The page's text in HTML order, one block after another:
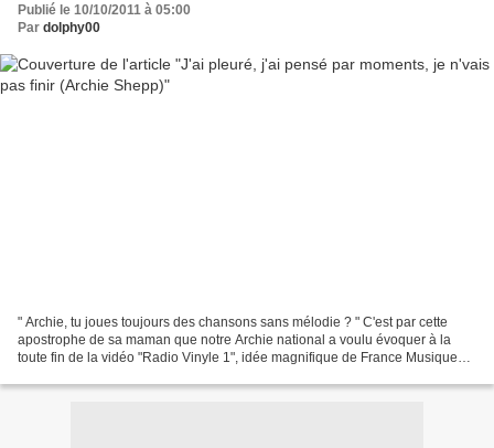
Publié le 10/10/2011 à 05:00
Par dolphy00
" Archie, tu joues toujours des chansons sans mélodie ? " C'est par cette
apostrophe de sa maman que notre Archie national a voulu évoquer à la
toute fin de la vidéo "Radio Vinyle 1", idée magnifique de France Musique